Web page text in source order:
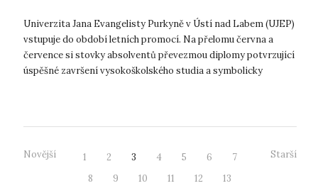
Univerzita Jana Evangelisty Purkyně v Ústí nad Labem (UJEP)
vstupuje do období letních promocí. Na přelomu června a
července si stovky absolventů převezmou diplomy potvrzující
úspěšné završení vysokoškolského studia a symbolicky
Novější 1 2 3 4 5 6
7
8
9 10 11 12
13
Starší